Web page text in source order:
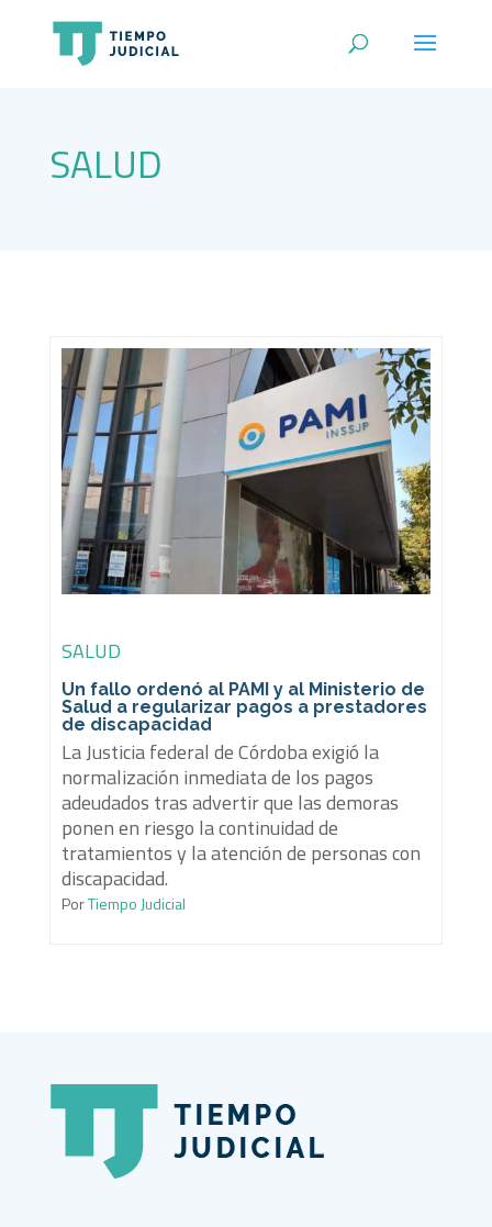
SALUD
SALUD
Un fallo ordenó al PAMI y al Ministerio de
Salud a regularizar pagos a prestadores
de discapacidad
La Justicia federal de Córdoba exigió la
normalización inmediata de los pagos
adeudados tras advertir que las demoras
ponen en riesgo la continuidad de
tratamientos y la atención de personas con
discapacidad.
PorTiempo Judicial